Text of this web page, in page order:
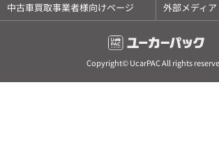
中古車買取事業者様向けページ
外部メディ
Copyright© UcarPAC All rights